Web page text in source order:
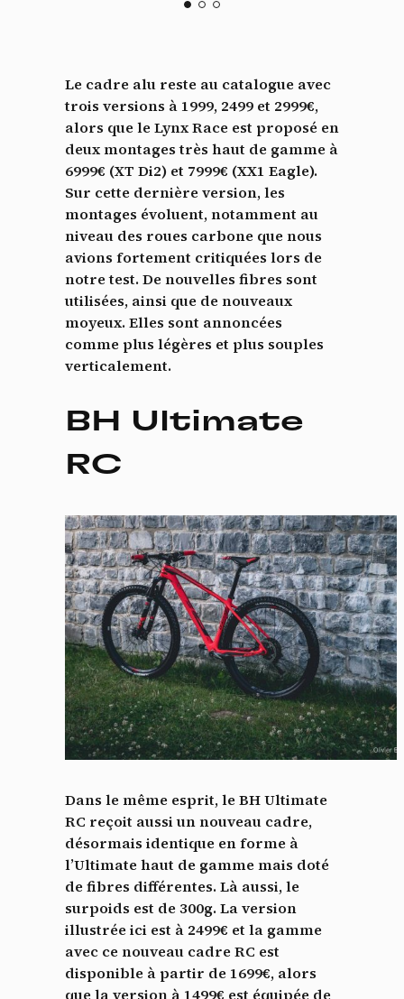
Le cadre alu reste au catalogue avec
trois versions à 1999, 2499 et 2999€,
alors que le Lynx Race est proposé en
deux montages très haut de gamme à
6999€ (XT Di2) et 7999€ (XX1 Eagle).
Sur cette dernière version, les
montages évoluent, notamment au
niveau des roues carbone que nous
avions fortement critiquées lors de
notre test. De nouvelles fibres sont
utilisées, ainsi que de nouveaux
moyeux. Elles sont annoncées
comme plus légères et plus souples
verticalement.
BH Ultimate
RC
Dans le même esprit, le BH Ultimate
RC reçoit aussi un nouveau cadre,
désormais identique en forme à
l’Ultimate haut de gamme mais doté
de fibres différentes. Là aussi, le
surpoids est de 300g. La version
illustrée ici est à 2499€ et la gamme
avec ce nouveau cadre RC est
disponible à partir de 1699€, alors
que la version à 1499€ est équipée de